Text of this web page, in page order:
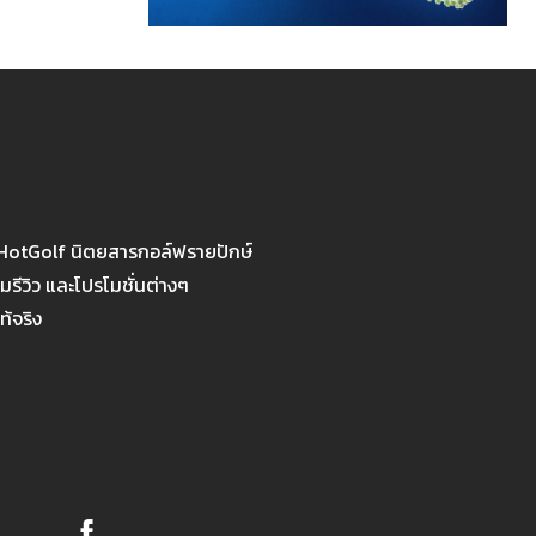
HotGolf นิตยสารกอล์ฟรายปักษ์
วิว และโปรโมชั่นต่างๆ
จริง